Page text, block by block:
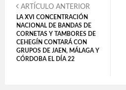
ARTÍCULO ANTERIOR
LA XVI CONCENTRACIÓN
NACIONAL DE BANDAS DE
CORNETAS Y TAMBORES DE
CEHEGÍN CONTARÁ CON
GRUPOS DE JAEN, MÁLAGA Y
CÓRDOBA EL DÍA 22